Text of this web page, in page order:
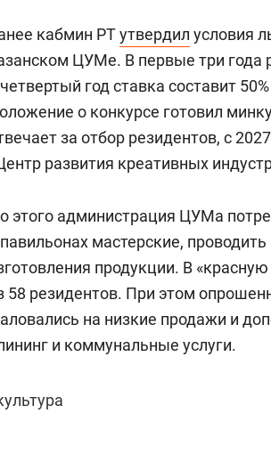
кабмин РТутвердил условия
ЦУМе. В первые три года
год ставка составит
о конкурсе готовил
за отбор резидентов, с
развития креативных
этого администрация ЦУМа
мастерские,
продукции. В
58 резидентов. При этом
на низкие продажи и
и коммунальные услуги.